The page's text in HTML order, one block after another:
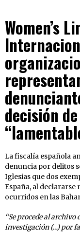
Women’s
decisión
La fiscalía española
denuncia por delitos
Iglesias que dos
España, al
ocurridos en las
“Se procede al archivo
investigación (…) por